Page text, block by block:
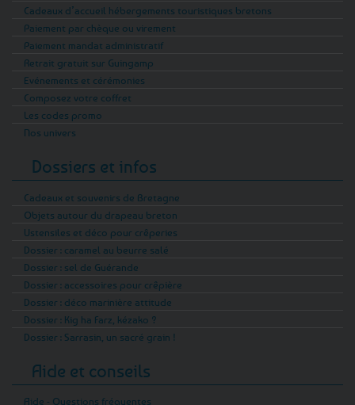
Cadeaux d’accueil hébergements touristiques bretons
Paiement par chèque ou virement
Paiement mandat administratif
Retrait gratuit sur Guingamp
Evénements et cérémonies
Composez votre coffret
Les codes promo
Nos univers
Dossiers et infos
Cadeaux et souvenirs de Bretagne
Objets autour du drapeau breton
Ustensiles et déco pour crêperies
Dossier : caramel au beurre salé
Dossier : sel de Guérande
Dossier : accessoires pour crêpière
Dossier : déco marinière attitude
Dossier : Kig ha Farz, kézako ?
Dossier : Sarrasin, un sacré grain !
Aide et conseils
Aide - Questions fréquentes